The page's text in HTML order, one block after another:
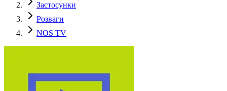
Застосунки
Розваги
NOS TV